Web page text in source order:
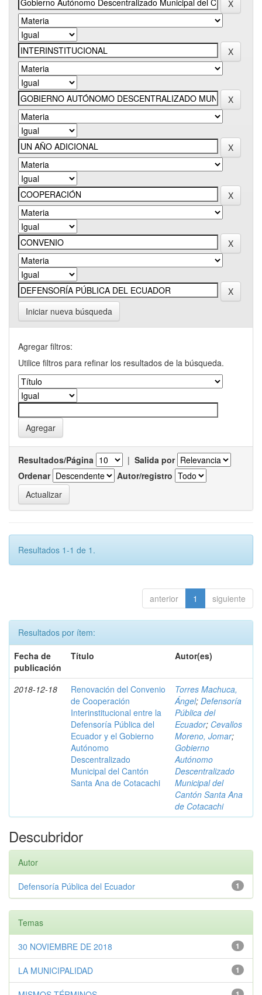
Iniciar nueva búsqueda
Agregar filtros:
Utilice filtros para refinar los resultados de la búsqueda.
Resultados/Página | Salida por
Ordenar
Autor/registro
Resultados 1-1 de 1.
anterior 1 siguiente
Resultados por ítem:
Fecha de
publicación
Título Autor(es)
2018-12-18
Renovación del Convenio
de Cooperación
Interinstitucional entre la
Defensoría Pública del
Ecuador y el Gobierno
Autónomo
Descentralizado
Municipal del Cantón
Santa Ana de Cotacachi
Torres Machuca,
Ángel; Defensoría
Pública del
Ecuador; Cevallos
Moreno, Jomar;
Gobierno
Autónomo
Descentralizado
Municipal del
Cantón Santa Ana
de Cotacachi
Descubridor
Autor
1
Defensoría Pública del Ecuador
Temas
1
30 NOVIEMBRE DE 2018
1
LA MUNICIPALIDAD